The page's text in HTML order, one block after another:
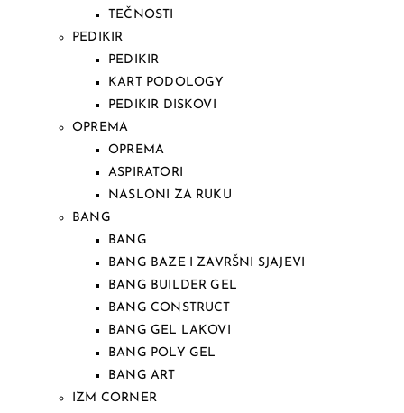
TEČNOSTI
PEDIKIR
PEDIKIR
KART PODOLOGY
PEDIKIR DISKOVI
OPREMA
OPREMA
ASPIRATORI
NASLONI ZA RUKU
BANG
BANG
BANG BAZE I ZAVRŠNI SJAJEVI
BANG BUILDER GEL
BANG CONSTRUCT
BANG GEL LAKOVI
BANG POLY GEL
BANG ART
IZM CORNER